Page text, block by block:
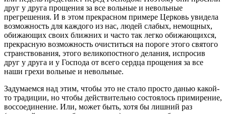
друг у друга прощения за все вольные и невольные
прегрешения. И в этом прекрасном примере Церковь увидела
возможность для каждого из нас, людей слабых, немощных,
обижающих своих ближних и часто так легко обижающихся,
прекрасную возможность очиститься на пороге этого святого
странствования, этого великопостного делания, испросив
друг у друга и у Господа от всего сердца прощения за все
наши грехи вольные и невольные.
Задумаемся над этим, чтобы это не стало просто данью какой-
то традиции, но чтобы действительно состоялось примирение,
воссоединение. Или, может быть, хотя бы лишний раз